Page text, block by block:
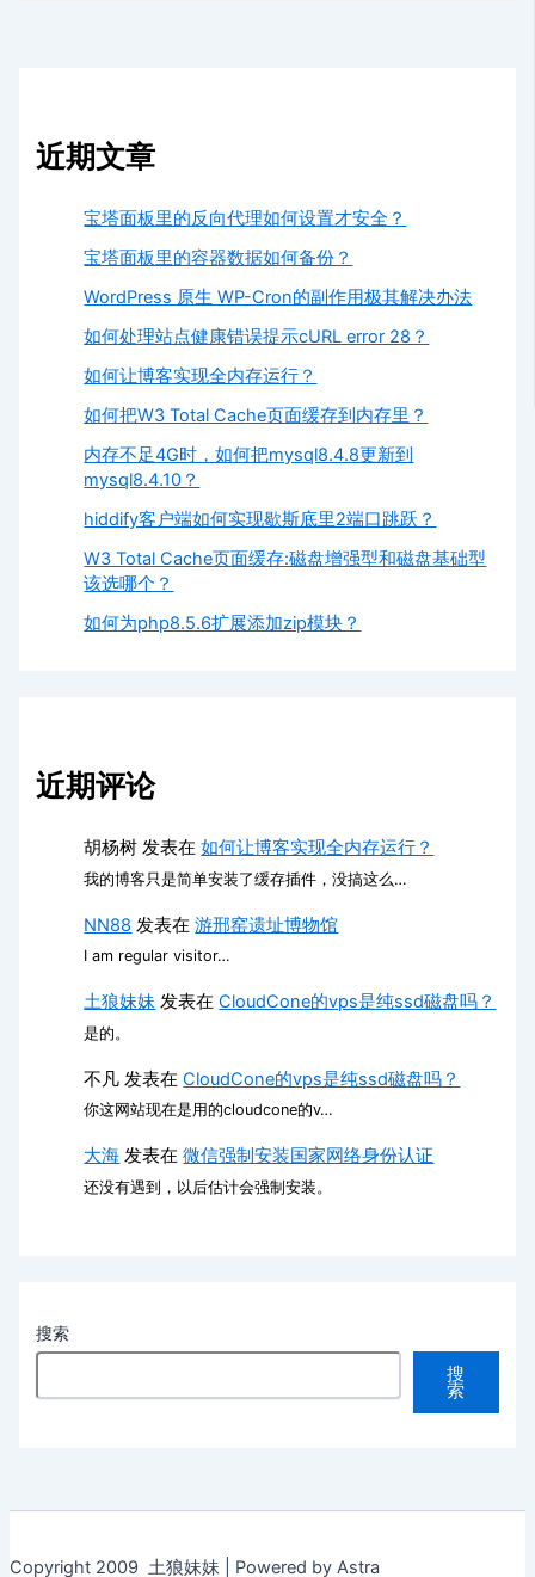
近期文章
宝塔面板里的反向代理如何设置才安全？
宝塔面板里的容器数据如何备份？
WordPress 原生 WP-Cron的副作用极其解决办法
如何处理站点健康错误提示cURL error 28？
如何让博客实现全内存运行？
如何把W3 Total Cache页面缓存到内存里？
内存不足4G时，如何把mysql8.4.8更新到
mysql8.4.10？
hiddify客户端如何实现歇斯底里2端口跳跃？
W3 Total Cache页面缓存:磁盘增强型和磁盘基础型
该选哪个？
如何为php8.5.6扩展添加zip模块？
近期评论
胡杨树 发表在如何让博客实现全内存运行？
我的博客只是简单安装了缓存插件，没搞这么…
NN88 发表在游邢窑遗址博物馆
I am regular visitor…
土狼妹妹 发表在CloudCone的vps是纯ssd磁盘吗？
是的。
不凡 发表在CloudCone的vps是纯ssd磁盘吗？
你这网站现在是用的cloudcone的v…
大海 发表在微信强制安装国家网络身份认证
还没有遇到，以后估计会强制安装。
搜索
搜
索
Copyright 2009 土狼妹妹 | Powered by Astra